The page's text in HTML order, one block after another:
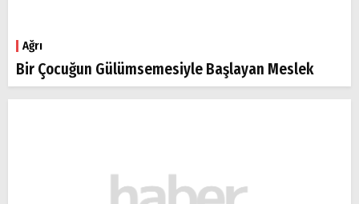
Ağrı
Bir Çocuğun Gülümsemesiyle Başlayan Meslek